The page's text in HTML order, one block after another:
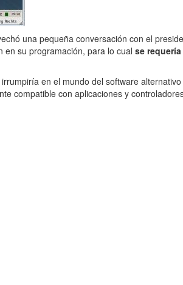
una pequeña conversación con el
en su programación, para lo cual se
en el mundo del software
compatible con aplicaciones y